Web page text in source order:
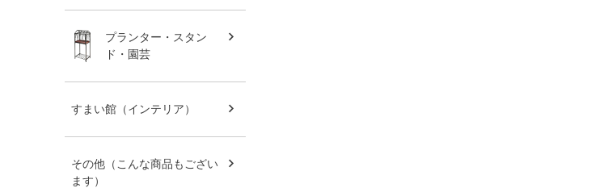
プランター・スタン
ド・園芸
すまい館（インテリア）
その他（こんな商品もござい
ます）